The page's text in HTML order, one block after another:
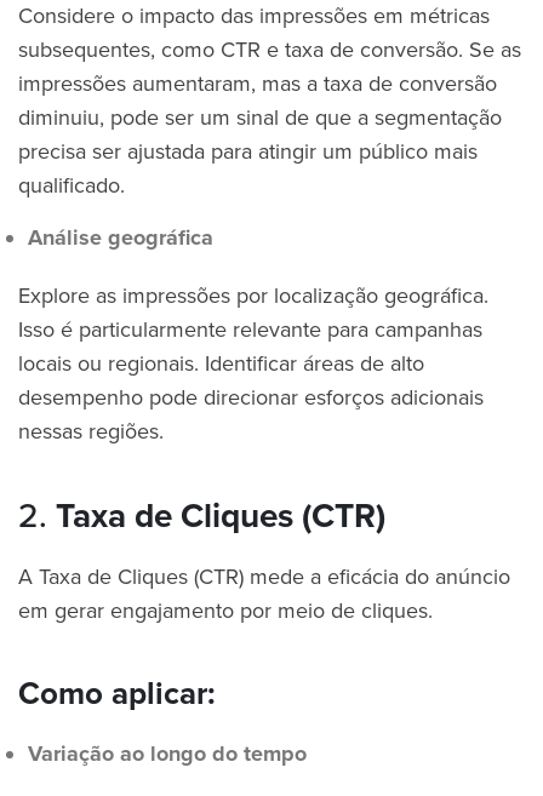
Considere o impacto das impressões em métricas
subsequentes, como CTR e taxa de conversão. Se as
impressões aumentaram, mas a taxa de conversão
diminuiu, pode ser um sinal de que a segmentação
precisa ser ajustada para atingir um público mais
qualificado.
Análise geográfica
Explore as impressões por localização geográfica.
Isso é particularmente relevante para campanhas
locais ou regionais. Identificar áreas de alto
desempenho pode direcionar esforços adicionais
nessas regiões.
2. Taxa de Cliques (CTR)
A Taxa de Cliques (CTR) mede a eficácia do anúncio
em gerar engajamento por meio de cliques.
Como aplicar:
Variação ao longo do tempo